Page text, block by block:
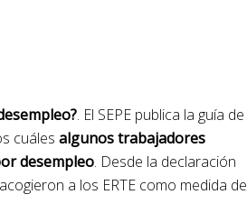
. El SEPE publica la guía de
cuáles algunos trabajadores
desempleo. Desde la declaración
a los ERTE como medida de